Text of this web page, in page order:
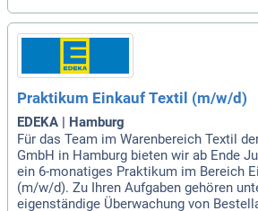
Praktikum Einkauf Textil (m/w/d)
EDEKA | Hamburg
Für das Team im Warenbereich Textil
GmbH in Hamburg bieten wir ab Ende
ein 6-monatiges Praktikum im Bereich
(m/w/d). Zu Ihren Aufgaben gehören
eigenständige Überwachung von